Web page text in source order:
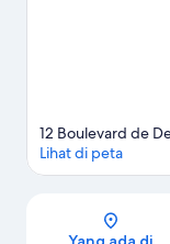
12 Boulevard de
Lihat di peta